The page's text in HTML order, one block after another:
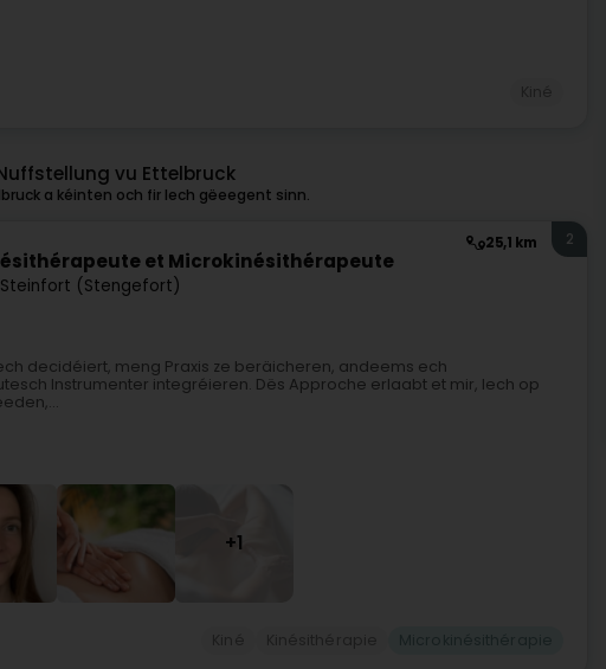
vu Ettelbruck
a kéinten och fir Iech gëeegent sinn.
25,1 km
et Microkinésithérapeute
Steinfort (Stengefort)
2
decidéiert, meng Praxis ze beräicheren, andeems ech
Instrumenter integréieren. Dës Approche erlaabt et mir, Iech op
+1